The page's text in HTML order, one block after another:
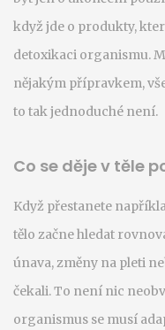
když jde o produkty,
detoxikaci organismu.
nějakým přípravkem,
to tak jednoduché není.
Co se děje v těle
Když přestanete
tělo začne hledat
únava, změny na pleti
čekali. To není nic
organismus se musí